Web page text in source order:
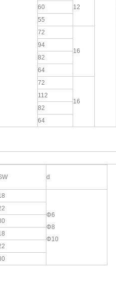
12
60
55
72
16
94
82
64
72
16
112
82
64
d
Φ6
Φ8
Φ10